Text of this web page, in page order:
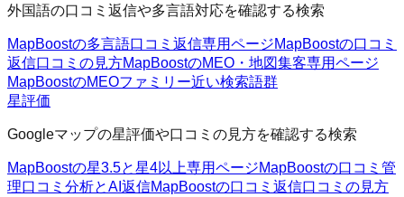
外国語の口コミ返信や多言語対応を確認する検索
MapBoostの多言語口コミ返信専用ページMapBoostの口コミ
返信口コミの見方MapBoostのMEO・地図集客専用ページ
MapBoostのMEOファミリー近い検索語群
星評価
Googleマップの星評価や口コミの見方を確認する検索
MapBoostの星3.5と星4以上専用ページMapBoostの口コミ管
理口コミ分析とAI返信MapBoostの口コミ返信口コミの見方